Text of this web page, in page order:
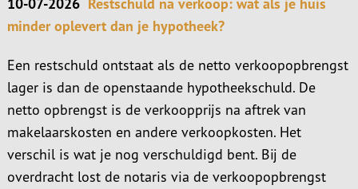
minder oplevert dan je hypotheek?
Een restschuld ontstaat als de netto verkoopopbrengst
lager is dan de openstaande hypotheekschuld. De
netto opbrengst is de verkoopprijs na aftrek van
makelaarskosten en andere verkoopkosten. Het
verschil is wat je nog verschuldigd bent. Bij de
overdracht lost de notaris via de verkoopopbrengst